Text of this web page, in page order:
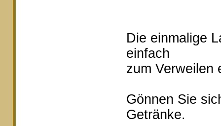
Die einmalige
einfach
zum Verweilen
Gönnen Sie
Getränke.